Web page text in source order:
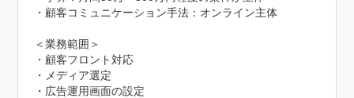
・顧客コミュニケーション手法：オンライン主体
＜業務範囲＞
・顧客フロント対応
・メディア選定
・広告運用画面の設定